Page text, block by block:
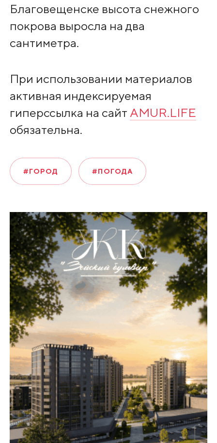
Благовещенске высота снежного
покрова выросла на два
сантиметра.
При использовании материалов
активная индексируемая
гиперссылка на сайт AMUR.LIFE
обязательна.
#ГОРОД #ПОГОДА